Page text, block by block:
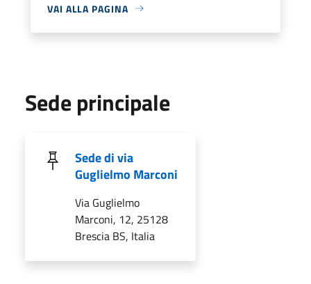
VAI ALLA PAGINA
Sede principale
Sede di via
Guglielmo Marconi
Via Guglielmo
Marconi, 12, 25128
Brescia BS, Italia